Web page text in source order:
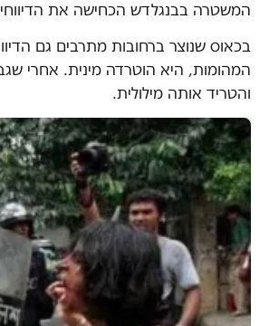
המשטרה בבנגלדש הכחישה את
בכאוס שנוצר ברחובות מתרבים גם
והטריד אותה מילולית.